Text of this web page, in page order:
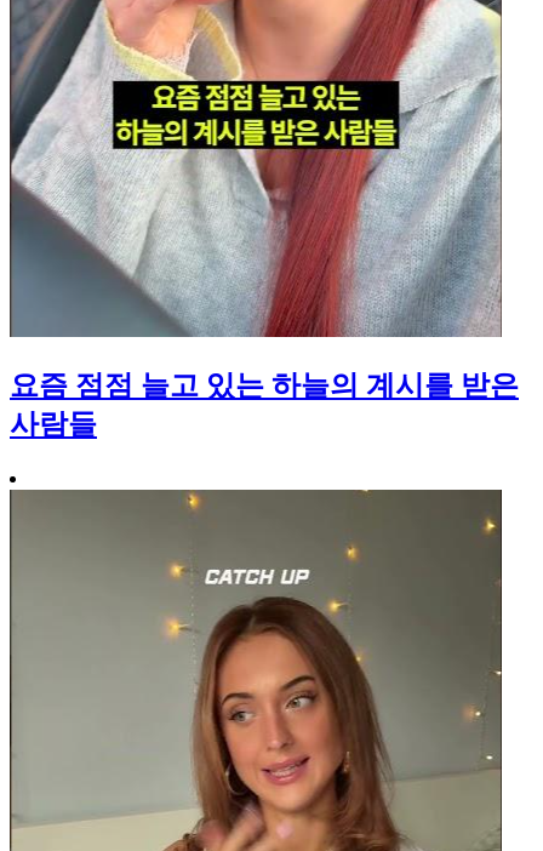
요즘 점점 늘고 있는 하늘의 계시를 받은
사람들